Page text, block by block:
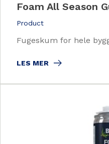
Foam All Season
Product
Fugeskum for hele
LES MER